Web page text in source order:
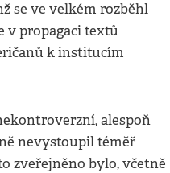
se ve velkém rozběhl
v propagaci textů
k institucím
alespoň
nevystoupil téměř
zveřejněno bylo, včetně